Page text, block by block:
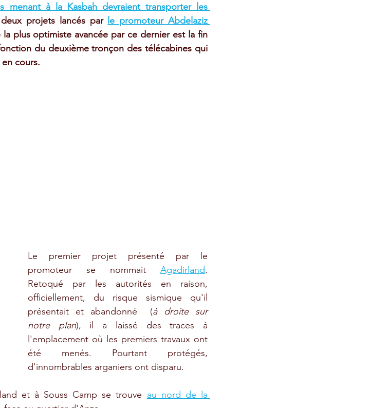
menant à la Kasbah devraient transporter les
projets lancés par le promoteur Abdelaziz
plus optimiste avancée par ce dernier est la fin
du deuxième tronçon des télécabines qui
cours.
Le premier projet présenté par le
promoteur se nommait Agadirland.
Retoqué par les autorités en raison,
officiellement, du risque sismique qu'il
présentait et abandonné  (à droite sur
notre plan), il a laissé des traces à
l'emplacement où les premiers travaux ont
été menés. Pourtant protégés,
d'innombrables arganiers ont disparu.
et à Souss Camp se trouve au nord de la